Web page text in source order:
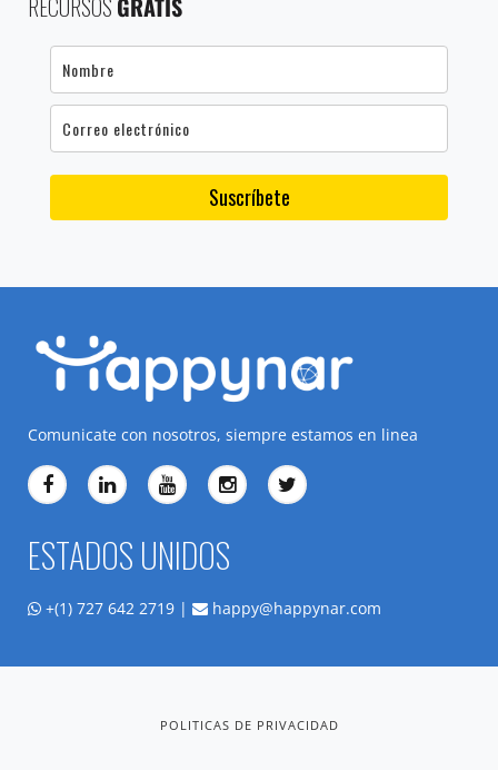
Suscríbete
Comunicate con nosotros, siempre estamos en linea
ESTADOS UNIDOS
+(1) 727 642 2719 | happy@happynar.com
POLITICAS DE PRIVACIDAD